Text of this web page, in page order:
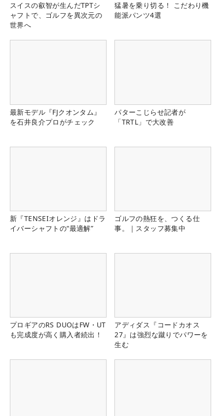
スイスの叡智が生んだTPTシ
ャフトで、ゴルフを異次元の
世界へ
猛暑を乗り切る！ こだわり機
能派パンツ4選
最新モデル『FJクオンタム』
を石井良介プロがチェック
パターこじらせ記者が
「TRTL」で大改善
新『TENSEIオレンジ』はドラ
イバーシャフトの“最適解”
ゴルフの熱狂を、つくる仕
事。｜スタッフ募集中
プロギアのRS DUOはFW・UT
も完成度が高く購入者続出！
アディダス『コードカオス
27』は強烈な蹴りでパワーを
生む